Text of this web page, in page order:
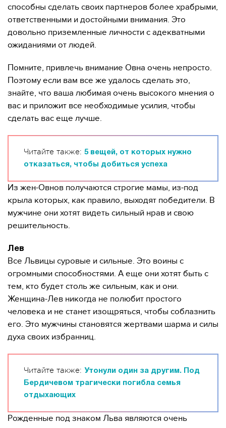
способны сделать своих партнеров более храбрыми,
ответственными и достойными внимания. Это
довольно приземленные личности с адекватными
ожиданиями от людей.
Помните, привлечь внимание Овна очень непросто.
Поэтому если вам все же удалось сделать это,
знайте, что ваша любимая очень высокого мнения о
вас и приложит все необходимые усилия, чтобы
сделать вас еще лучше.
Читайте также: 5 вещей, от которых нужно
отказаться, чтобы добиться успеха
Из жен-Овнов получаются строгие мамы, из-под
крыла которых, как правило, выходят победители. В
мужчине они хотят видеть сильный нрав и свою
решительность.
Лев
Все Львицы суровые и сильные. Это воины с
огромными способностями. А еще они хотят быть с
тем, кто будет столь же сильным, как и они.
Женщина-Лев никогда не полюбит простого
человека и не станет изощряться, чтобы соблазнить
его. Это мужчины становятся жертвами шарма и силы
духа своих избранниц.
Читайте также: Утонули один за другим. Под
Бердичевом трагически погибла семья
отдыхающих
Рожденные под знаком Льва являются очень